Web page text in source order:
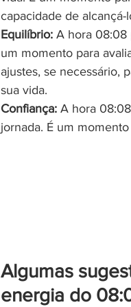
capacidade de alcançá-
Equilíbrio: A hora 08:08
um momento para
ajustes, se necessário,
sua vida.
Confiança: A hora
jornada. É um
Algumas
energia do